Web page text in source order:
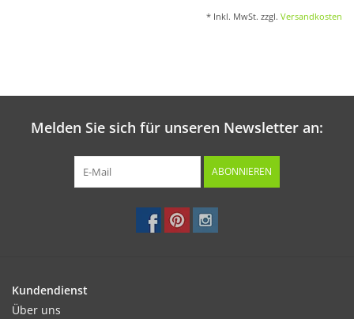
* Inkl. MwSt. zzgl. Versandkosten
Melden Sie sich für unseren Newsletter an:
ABONNIEREN
Kundendienst
Über uns